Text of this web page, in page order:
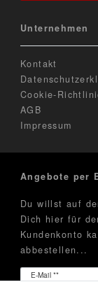
Unternehmen
Kontakt
Cookie-
AGB
Impressum
Angebote per
Du willst auf
Dich hier für
Kundenkonto
abbestellen...
E-Mail **
Newsletter